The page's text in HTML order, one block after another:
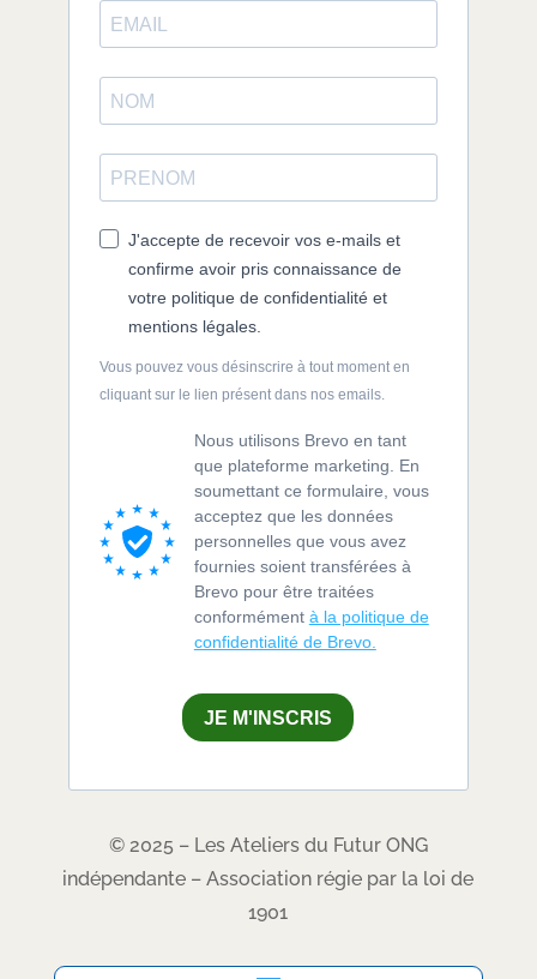
J'accepte de recevoir vos e-mails et
confirme avoir pris connaissance de
votre politique de confidentialité et
mentions légales.
Vous pouvez vous désinscrire à tout moment en
cliquant sur le lien présent dans nos emails.
Nous utilisons Brevo en tant
que plateforme marketing. En
soumettant ce formulaire, vous
acceptez que les données
personnelles que vous avez
fournies soient transférées à
Brevo pour être traitées
conformément à la politique de
confidentialité de Brevo.
JE M'INSCRIS
© 2025 – Les Ateliers du Futur ONG
indépendante – Association régie par la loi de
1901